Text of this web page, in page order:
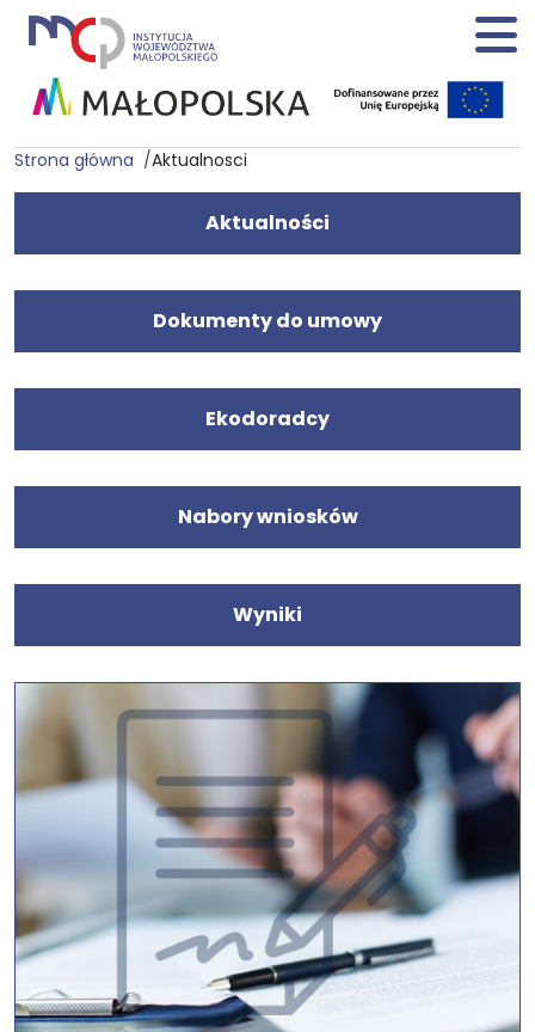
Strona główna Aktualnosci
Aktualności
Dokumenty do umowy
Ekodoradcy
Nabory wniosków
Wyniki